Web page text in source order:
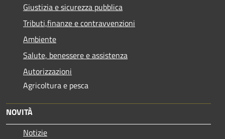
Giustizia e sicurezza pubblica
Tributi,finanze e contravvenzioni
Ambiente
Salute, benessere e assistenza
Autorizzazioni
Agricoltura e pesca
NOVITÀ
Notizie